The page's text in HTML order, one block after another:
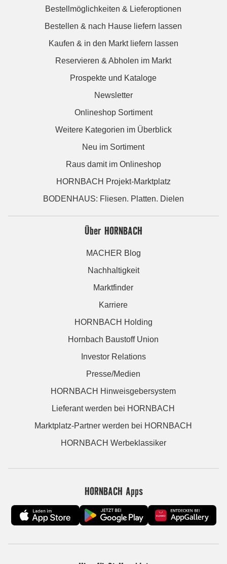
Bestellmöglichkeiten & Lieferoptionen
Bestellen & nach Hause liefern lassen
Kaufen & in den Markt liefern lassen
Reservieren & Abholen im Markt
Prospekte und Kataloge
Newsletter
Onlineshop Sortiment
Weitere Kategorien im Überblick
Neu im Sortiment
Raus damit im Onlineshop
HORNBACH Projekt-Marktplatz
BODENHAUS: Fliesen. Platten. Dielen
Über HORNBACH
MACHER Blog
Nachhaltigkeit
Marktfinder
Karriere
HORNBACH Holding
Hornbach Baustoff Union
Investor Relations
Presse/Medien
HORNBACH Hinweisgebersystem
Lieferant werden bei HORNBACH
Marktplatz-Partner werden bei HORNBACH
HORNBACH Werbeklassiker
HORNBACH Apps